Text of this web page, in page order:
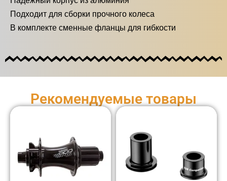
Подходит для сборки прочного колеса
В комплекте сменные фланцы для гибкости
Рекомендуемые товары